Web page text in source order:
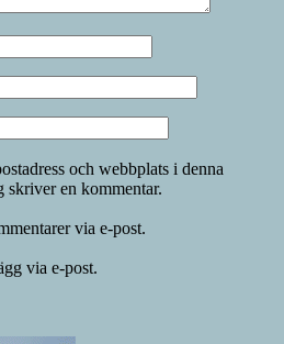
och webbplats i denna
skriver en kommentar.
via e-post.
via e-post.